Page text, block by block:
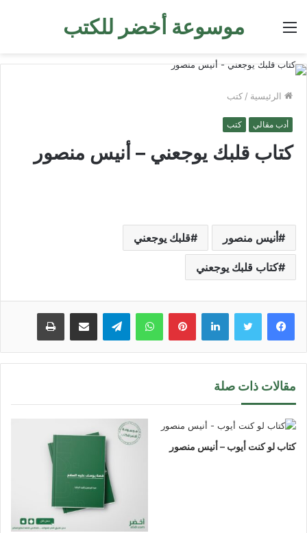
موسوعة أخضر للكتب القائمة
الرئيسية / كتب
أدب مقالي كتب
كتاب قلبك يوجعني – أنيس منصور
أنيس منصور قلبك يوجعني
كتاب قلبك يوجعني
لينكدإن بينتيريستواتساب تيلقرام مشاركة عبر البريد طباعة
مقالات ذات صلة
كتاب لو كنت أيوب – أنيس منصور